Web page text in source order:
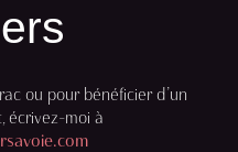
ou pour bénéficier d’un
écrivez-moi à